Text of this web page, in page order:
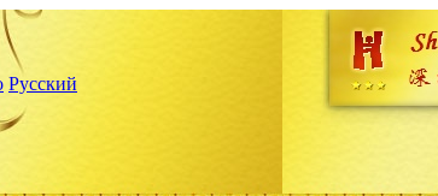
Русский